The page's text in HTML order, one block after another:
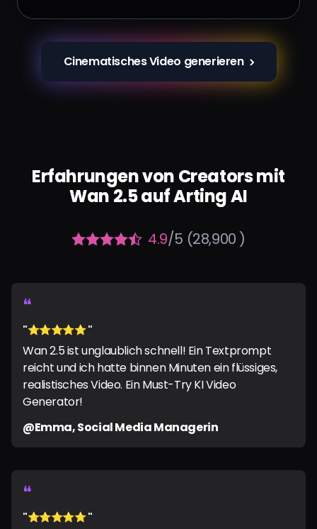
Cinematisches Video generieren
Erfahrungen von Creators mit
Wan 2.5 auf Arting AI
4.9/5 (28,900 )
❝
"⭐️⭐️⭐️⭐️⭐️ "
Wan 2.5 ist unglaublich schnell! Ein Textprompt
reicht und ich hatte binnen Minuten ein flüssiges,
realistisches Video. Ein Must-Try KI Video
Generator!
@Emma, Social Media Managerin
❝
"⭐️⭐️⭐️⭐️⭐️ "